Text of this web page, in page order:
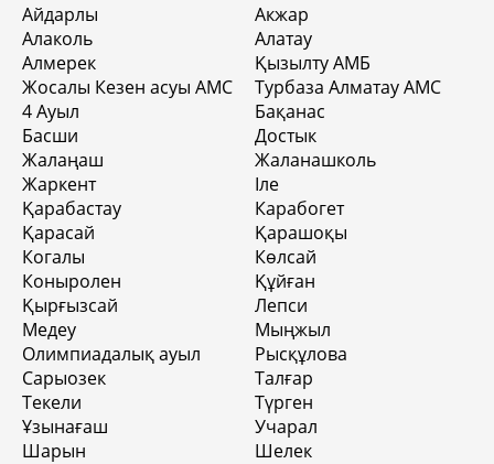
Айдарлы
Алаколь
Алмерек
Жосалы Кезен асуы АМС
4 Aуыл
Басши
Жалаңаш
Жаркент
Қарабастау
Қарасай
Когалы
Коныролен
Қырғызсай
Медеу
Олимпиадалық ауыл
Сарыозек
Текели
Ұзынағаш
Шарын
Акжар
Алатау
Қызылту АМБ
Турбаза Алматау АМС
Бақанас
Достык
Жаланашколь
Іле
Карабогет
Қарашоқы
Көлсай
Құйған
Лепси
Мыңжыл
Рысқұлова
Талғар
Түрген
Учарал
Шелек